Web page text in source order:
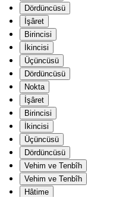
Dördüncüsü
İşâret
Birincisi
İkincisi
Üçüncüsü
Dördüncüsü
Nokta
İşâret
Birincisi
İkincisi
Üçüncüsü
Dördüncüsü
Vehim ve Tenbîh
Vehim ve Tenbîh
Hâtime